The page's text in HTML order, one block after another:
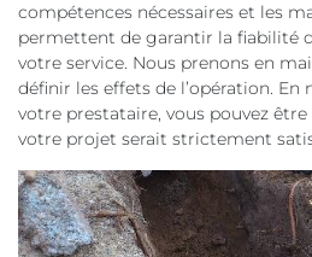
compétences nécessaires et les
permettent de garantir la fiabilité
votre service. Nous prenons en
définir les effets de l’opération.
votre prestataire, vous pouvez
votre projet serait strictement